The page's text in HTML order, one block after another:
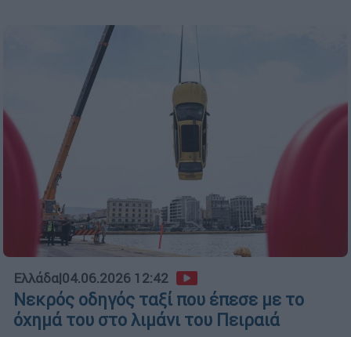
Ελλάδα|04.06.2026 12:42
Νεκρός οδηγός ταξί που έπεσε με το
όχημά του στο λιμάνι του Πειραιά